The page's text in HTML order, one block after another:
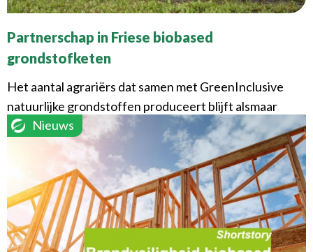
Partnerschap in Friese biobased
grondstofketen
Het aantal agrariërs dat samen met GreenInclusive
natuurlijke grondstoffen produceert blijft alsmaar
groeien. Met enkele ...
Nieuws